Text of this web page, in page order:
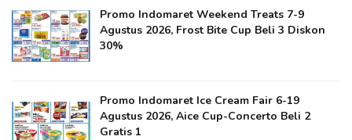
Promo Indomaret Weekend Treats 7-9
Agustus 2026, Frost Bite Cup Beli 3 Diskon
30%
Promo Indomaret Ice Cream Fair 6-19
Agustus 2026, Aice Cup-Concerto Beli 2
Gratis 1